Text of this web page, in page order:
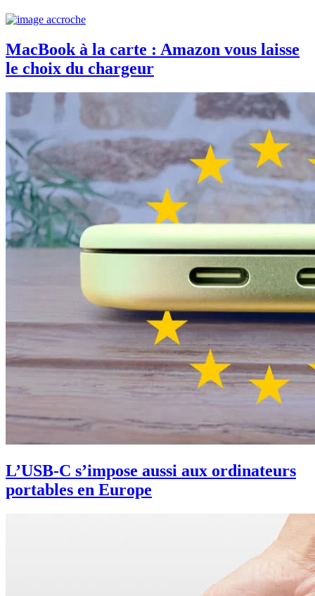
MacBook à la carte : Amazon vous laisse
le choix du chargeur
L’USB-C s’impose aussi aux ordinateurs
portables en Europe